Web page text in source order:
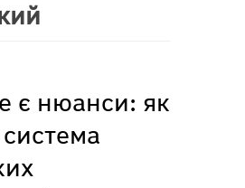
є нюанси: як